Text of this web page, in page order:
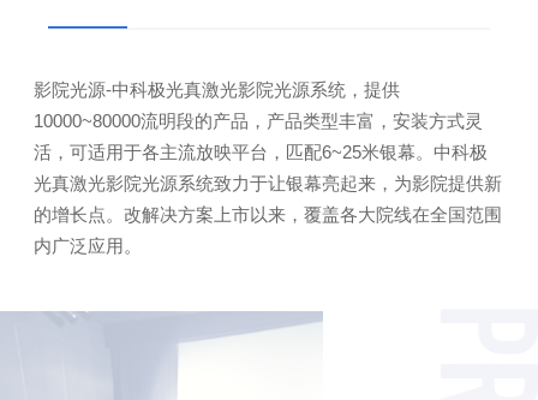
影院光源-中科极光真激光影院光源系统，提供
10000~80000流明段的产品，产品类型丰富，安装方式灵
活，可适用于各主流放映平台，匹配6~25米银幕。中科极
光真激光影院光源系统致力于让银幕亮起来，为影院提供新
的增长点。改解决方案上市以来，覆盖各大院线在全国范围
内广泛应用。